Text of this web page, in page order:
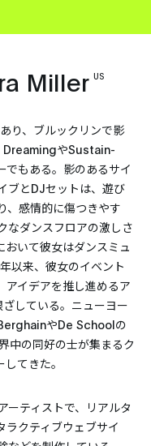
Miller US
り、ブルックリンで影
DreamingやSustain-
もある。影のあるサイ
ブとDJセットは、遊び
、感情的に傷つきやす
なダンスフロアの激しさ
おいて彼女はダンスミュ
以来、彼女のイベント
アイデアを推し進めるア
している。ニューヨー
やDe Schoolの
中の同好の士が集まるク
てきた。
ティストで、リアルタ
ラクティブウェブサイ